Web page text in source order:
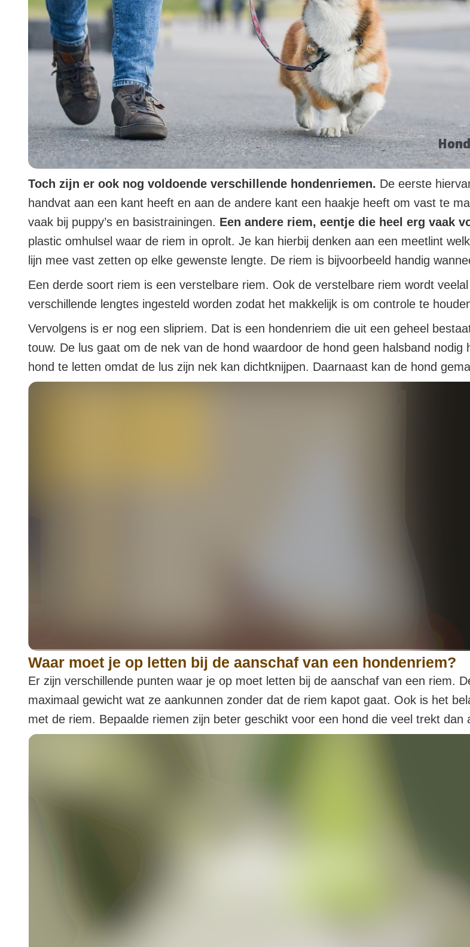
Toch zijn er ook nog voldoende verschillende hondenriemen. De eerste
handvat aan een kant heeft en aan de andere kant een haakje heeft om vast te
vaak bij puppy’s en basistrainingen. Een andere riem, eentje die heel erg vaak
plastic omhulsel waar de riem in oprolt. Je kan hierbij denken aan een meetlint
lijn mee vast zetten op elke gewenste lengte. De riem is bijvoorbeeld handig
Een derde soort riem is een verstelbare riem. Ook de verstelbare riem wordt
verschillende lengtes ingesteld worden zodat het makkelijk is om controle te
Vervolgens is er nog een slipriem. Dat is een hondenriem die uit een geheel
touw. De lus gaat om de nek van de hond waardoor de hond geen halsband
hond te letten omdat de lus zijn nek kan dichtknijpen. Daarnaast kan de hond
Waar moet je op letten bij de aanschaf van een hondenriem?
Er zijn verschillende punten waar je op moet letten bij de aanschaf van een riem.
maximaal gewicht wat ze aankunnen zonder dat de riem kapot gaat. Ook is het
met de riem. Bepaalde riemen zijn beter geschikt voor een hond die veel trekt dan